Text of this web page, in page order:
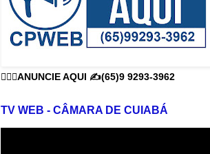
👨🏻‍⚕️ANUNCIE AQUI ✍️(65)9 9293-3962
TV WEB - CÂMARA DE CUIABÁ